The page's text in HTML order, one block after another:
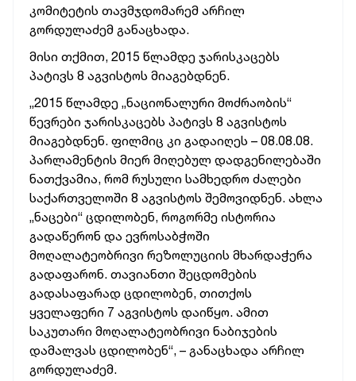
კომიტეტის თავმჯდომარემ არჩილ
გორდულაძემ განაცხადა.
მისი თქმით, 2015 წლამდე ჯარისკაცებს
პატივს 8 აგვისტოს მიაგებდნენ.
„2015 წლამდე „ნაციონალური მოძრაობის“
წევრები ჯარისკაცებს პატივს 8 აგვისტოს
მიაგებდნენ. ფილმიც კი გადაიღეს – 08.08.08.
პარლამენტის მიერ მიღებულ დადგენილებაში
ნათქვამია, რომ რუსული სამხედრო ძალები
საქართველოში 8 აგვისტოს შემოვიდნენ. ახლა
„ნაცები“ ცდილობენ, როგორმე ისტორია
გადაწერონ და ევროსაბჭოში
მოღალატეობრივი რეზოლუციის მხარდაჭერა
გადაფარონ. თავიანთი შეცდომების
გადასაფარად ცდილობენ, თითქოს
ყველაფერი 7 აგვისტოს დაიწყო. ამით
საკუთარი მოღალატეობრივი ნაბიჯების
დამალვას ცდილობენ“, – განაცხადა არჩილ
გორდულაძემ.